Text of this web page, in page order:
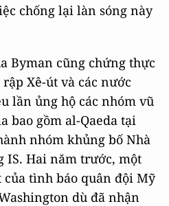
chống lại làn sóng này
Byman cũng chứng thực
Xê-út và các nước
lần ủng hộ các nhóm vũ
bao gồm al-Qaeda tại
nhóm khủng bố Nhà
IS. Hai năm trước, một
của tình báo quân đội Mỹ
dù đã nhận